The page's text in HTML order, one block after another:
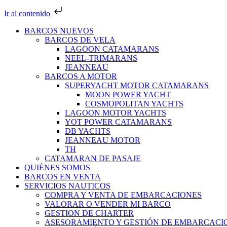
Ir al contenido
BARCOS NUEVOS
BARCOS DE VELA
LAGOON CATAMARANS
NEEL-TRIMARANS
JEANNEAU
BARCOS A MOTOR
SUPERYACHT MOTOR CATAMARANS
MOON POWER YACHT
COSMOPOLITAN YACHTS
LAGOON MOTOR YACHTS
YOT POWER CATAMARANS
DB YACHTS
JEANNEAU MOTOR
TH
CATAMARAN DE PASAJE
QUIÉNES SOMOS
BARCOS EN VENTA
SERVICIOS NAUTICOS
COMPRA Y VENTA DE EMBARCACIONES
VALORAR O VENDER MI BARCO
GESTION DE CHARTER
ASESORAMIENTO Y GESTIÓN DE